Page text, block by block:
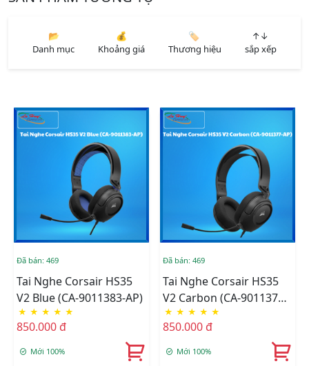
📂
Danh mục
💰
Khoảng giá
🏷️
Thương hiệu
↑↓
sắp xếp
Đã bán: 469
Tai Nghe Corsair HS35
V2 Blue (CA-9011383-AP)
★ ★ ★ ★ ★
850.000 đ
Mới 100%
Đã bán: 469
Tai Nghe Corsair HS35
V2 Carbon (CA-9011377-
AP)
★ ★ ★ ★ ★
850.000 đ
Mới 100%